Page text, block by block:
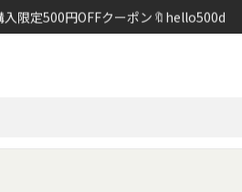
入限定500円OFFクーポン🔖hello500d